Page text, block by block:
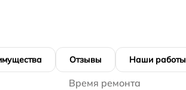
Отзывы Наши работы
Время ремонта